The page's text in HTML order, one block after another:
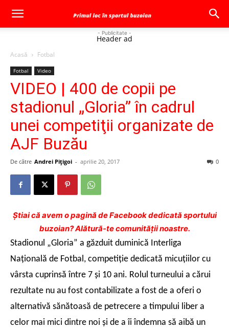
- Publicitate -
Header ad
Acasă Fotbal
Fotbal Video
VIDEO | 400 de copii pe
stadionul „Gloria” în cadrul
unei competiţii organizate de
AJF Buzău
De către Andrei Pițigoi - aprilie 20, 2017 0
Ştiai că avem o pagină de Facebook dedicată sportului
buzoian? Alătură-te comunității noastre.
Stadionul „Gloria” a găzduit duminică Interliga
Naţională de Fotbal, competiţie dedicată micuţiilor cu
vârsta cuprinsă între 7 şi 10 ani. Rolul turneului a cărui
rezultate nu au fost contabilizate a fost de a oferi o
alternativă sănătoasă de petrecere a timpului liber a
celor mai mici dintre noi şi de a îi îndemna să aibă un